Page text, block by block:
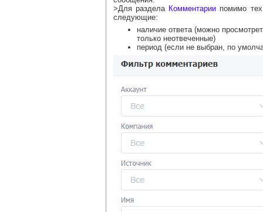
>Для раздела Комментарии помимо
следующие:
наличие ответа (можно
только неотвеченные)
период (если не выбран, по